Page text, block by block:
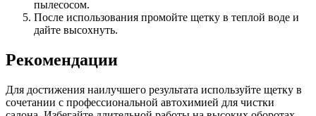
пылесосом.
После использования промойте щетку в теплой воде и
дайте высохнуть.
Рекомендации
Для достижения наилучшего результата используйте щетку в
сочетании с профессиональной автохимией для чистки